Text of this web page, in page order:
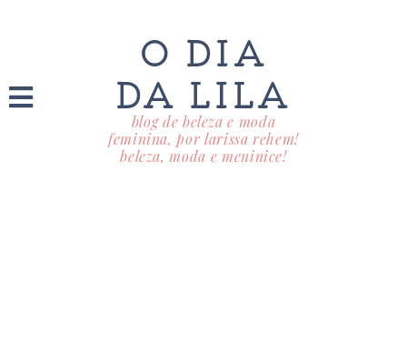
O DIA
DA LILA
blog de beleza e moda
feminina, por larissa rehem!
beleza, moda e meninice!